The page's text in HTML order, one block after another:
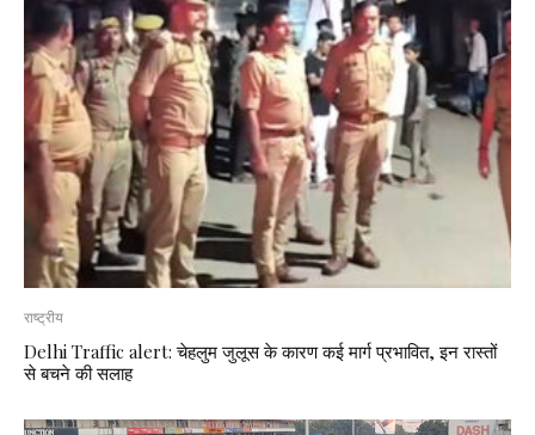
राष्ट्रीय
Delhi Traffic alert: चेहलुम जुलूस के कारण कई मार्ग प्रभावित, इन रास्तों
से बचने की सलाह